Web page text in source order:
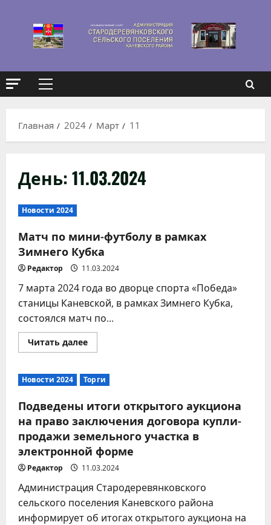
содержимому
Основное
Главная
2024 Март 11
День:11.03.2024
Новости 2024
Матч по мини-футболу в рамках
Зимнего Кубка
Редактор 11.03.2024
7 марта 2024 года во дворце спорта «Победа»
станицы Каневской, в рамках Зимнего Кубка,
состоялся матч по...
Читать далееПрочитать
больше
по
мини-
рамках
Зимнего
Кубка
Новости 2024 Торги
Подведены итоги открытого аукциона
на право заключения договора купли-
продажи земельного участка в
электронной форме
Редактор 11.03.2024
Администрация Стародеревянковского
сельского поселения Каневского района
информирует об итогах открытого аукциона на